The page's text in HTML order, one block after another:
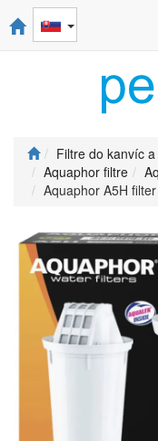
Filtre do kanvíc
Aquaphor filtre
Aquaphor A5H